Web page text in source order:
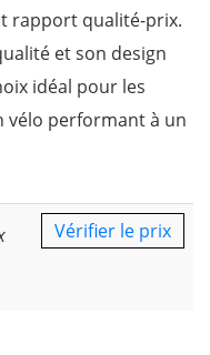
rapport qualité-prix.
et son design
idéal pour les
vélo performant à un
Vérifier le prix